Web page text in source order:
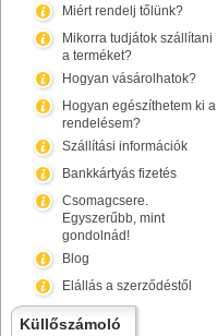
Miért rendelj tőlünk?
Mikorra tudjátok szállítani
a terméket?
Hogyan vásárolhatok?
Hogyan egészíthetem ki a
rendelésem?
Szállítási információk
Bankkártyás fizetés
Csomagcsere.
Egyszerűbb, mint
gondolnád!
Blog
Elállás a szerződéstől
Küllőszámoló